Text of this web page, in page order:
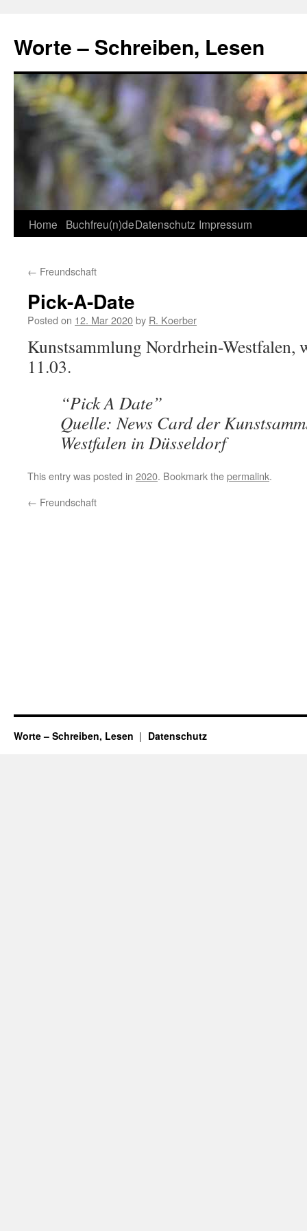
content
Worte – Schreiben, Lesen
Home Buchfreu(n)deDatenschutz Impressum
← Freundschaft
Pick-A-Date
Posted on 12. Mar 2020by R. Koerber
Kunstsammlung Nordrhein-Westfalen,
11.03.
“Pick A Date”
Quelle: News Card der
Westfalen in Düsseldorf
This entry was posted in 2020. Bookmark thepermalink.
← Freundschaft
Worte – Schreiben, Lesen Datenschutz